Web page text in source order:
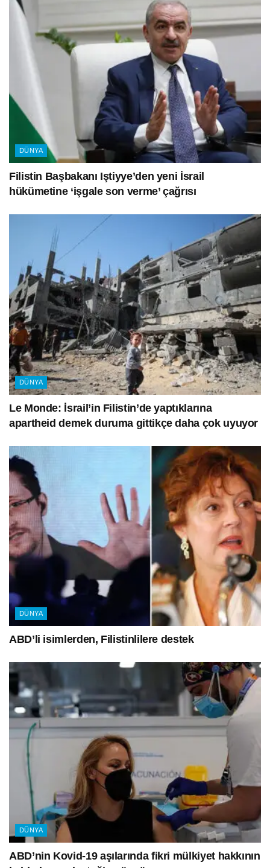
DÜNYA
Filistin Başbakanı Iştiyye’den yeni İsrail
hükümetine ‘işgale son verme’ çağrısı
DÜNYA
Le Monde: İsrail’in Filistin’de yaptıklarına
apartheid demek duruma gittikçe daha çok uyuyor
DÜNYA
ABD’li isimlerden, Filistinlilere destek
DÜNYA
ABD’nin Kovid-19 aşılarında fikri mülkiyet hakkının